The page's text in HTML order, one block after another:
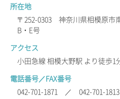
所在地
〒252-0303 神奈川県相模原市
B・E号
アクセス
小田急線 相模大野駅 より徒歩1
電話番号／FAX番号
042-701-1871 ／ 042-701-1813